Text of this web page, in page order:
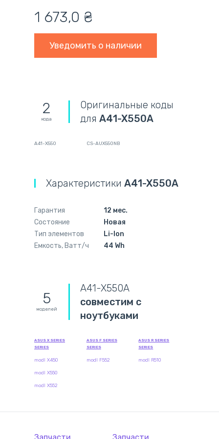
1 673,0 ₴
Уведомить о наличии
2
кода
Оригинальные коды
для A41-X550A
A41-X550 CS-AUX550NB
Характеристики A41-X550A
Гарантия
12 мес.
Состояние
Новая
Тип элементов
Li-Ion
Емкость, Ватт/ч
44 Wh
5
моделей
A41-X550A
совместим с
ноутбуками
ASUS X SERIES
SERIES
modl X450
modl X550
modl X552
ASUS F SERIES
SERIES
modl F552
ASUS R SERIES
SERIES
modl R510